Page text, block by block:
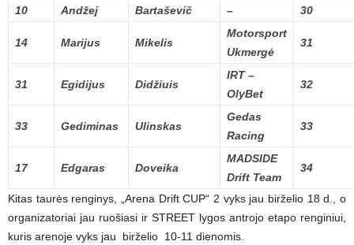
10
Andžej Bartaševič – 30
14 Marijus Mikelis
Motorsport
Ukmergė
31
31 Egidijus Didžiuis
IRT –
OlyBet
32
33 Gediminas Ulinskas
Gedas
Racing
33
17 Edgaras Doveika
MADSIDE
Drift Team
34
Kitas taurės renginys, „Arena Drift CUP“ 2 vyks jau birželio 18 d., o
organizatoriai jau ruošiasi ir STREET lygos antrojo etapo renginiui,
kuris arenoje vyks jau birželio 10-11 dienomis.